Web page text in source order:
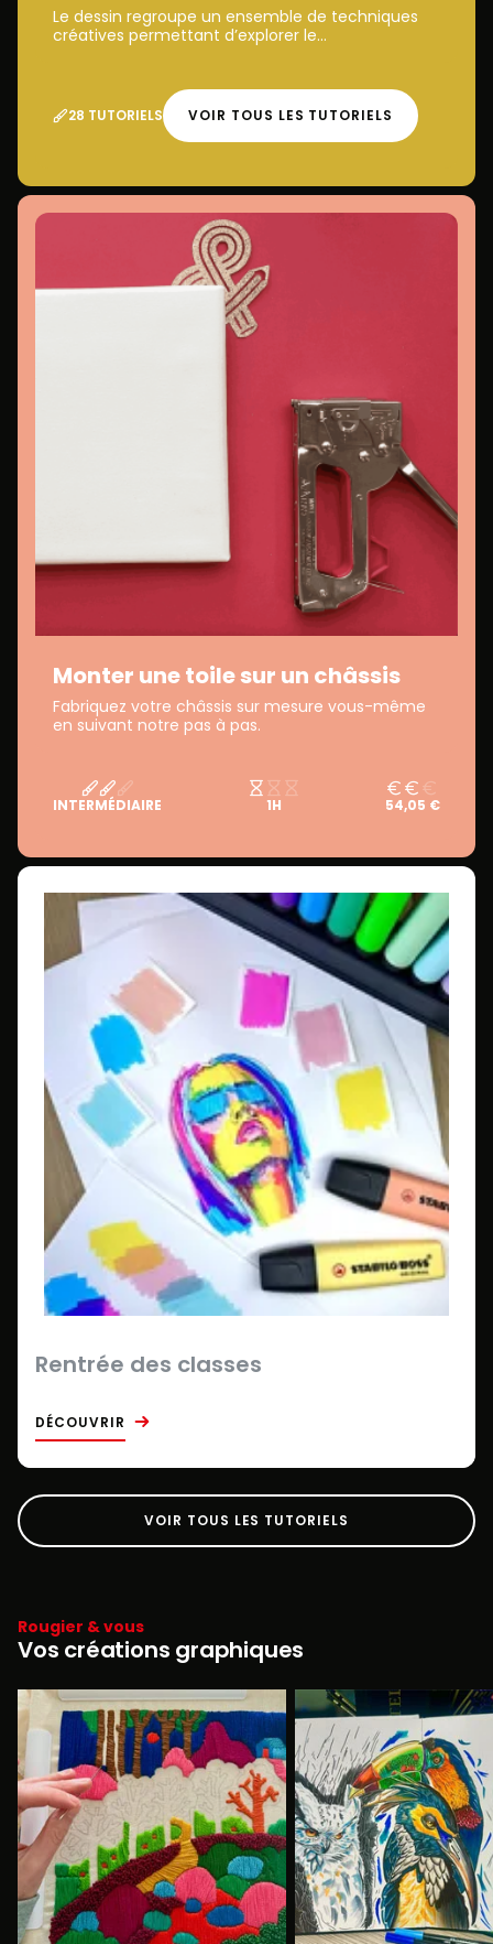
Le dessin regroupe un ensemble de techniques
créatives permettant d’explorer le...
28 TUTORIELS VOIR TOUS LES TUTORIELS
Monter une toile sur un châssis
Fabriquez votre châssis sur mesure vous-même
en suivant notre pas à pas.
INTERMÉDIAIRE 1H 54,05 €
Rentrée des classes
DÉCOUVRIR
VOIR TOUS LES TUTORIELS
Rougier & vous
Vos créations graphiques